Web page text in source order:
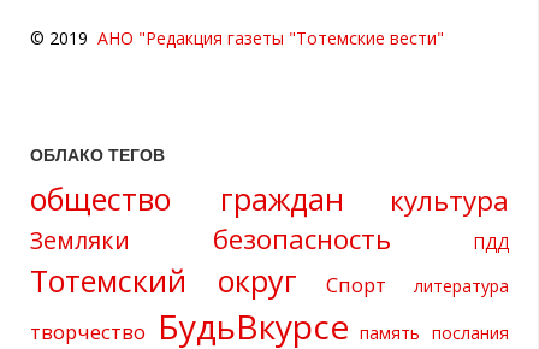
© 2019 АНО "Редакция газеты "Тотемские вести"
ОБЛАКО ТЕГОВ
общество граждан культура
Земляки безопасность ПДД
Тотемский округ Спорт литература
творчество БудьВкурсе память послания